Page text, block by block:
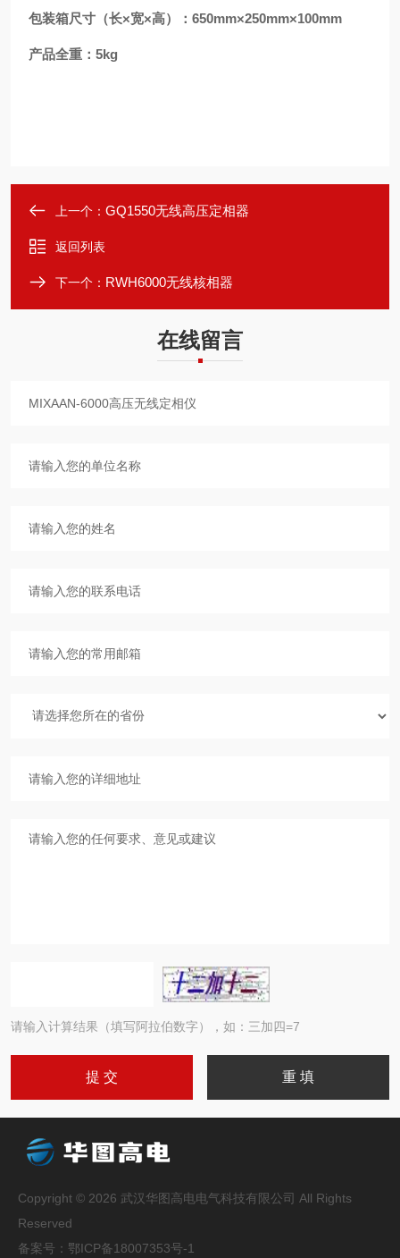
包装箱尺寸（长×宽×高）：650mm×250mm×100mm
产品全重： 5kg
上一个： GQ1550无线高压定相器
返回列表
下一个： RWH6000无线核相器
在线留言
请输入计算结果（填写阿拉伯数字），如：三加四=7
Copyright © 2026 武汉华图高电电气科技有限公司 All Rights
Reserved
备案号： 鄂ICP备18007353号-1